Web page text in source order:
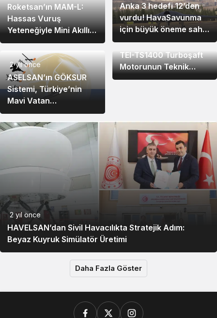
Roketsan’ın MAM-L:
Hassas Vuruş
Yeteneğiyle Mini Akıllı
Mühimmat… MAM-L
nedir? Nerede
kullanılır?
Anka 3 hedefi 12’den
vurdu! HavaSavunma
için büyük öneme sahip
olan Anka 3 nedir?
2 yıl önce
ASELSAN’ın GÖKSUR
Sistemi, Türkiye’nin
Mavi Vatan
Savunmasında
Güçleniyor
2 yıl önce
Türkiye’nin Milli Gücü:
TEI-TS1400 Turboşaft
Motorunun Teknik
Detayları
2 yıl önce
HAVELSAN’dan Sivil Havacılıkta Stratejik Adım:
Beyaz Kuyruk Simülatör Üretimi
Daha Fazla Göster